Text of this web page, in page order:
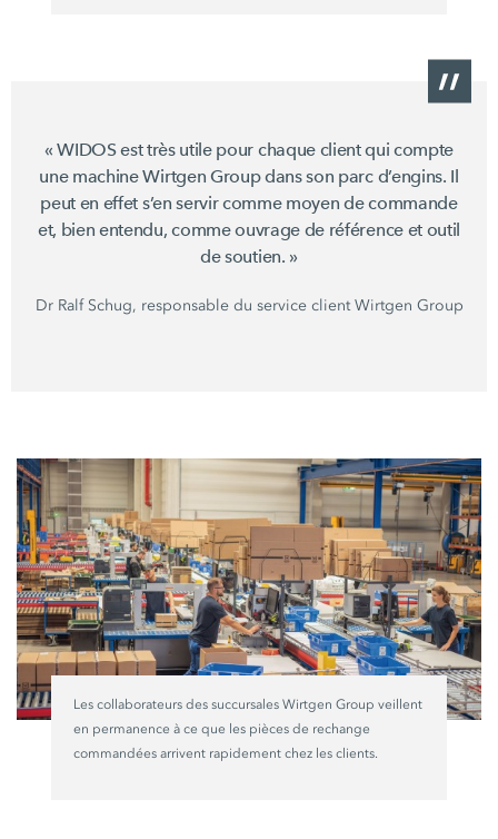
« WIDOS est très utile pour chaque client qui compte
une machine Wirtgen Group dans son parc d’engins. Il
peut en effet s’en servir comme moyen de commande
et, bien entendu, comme ouvrage de référence et outil
de soutien. »
Dr Ralf Schug, responsable du service client Wirtgen Group
Les collaborateurs des succursales Wirtgen Group veillent
en permanence à ce que les pièces de rechange
commandées arrivent rapidement chez les clients.